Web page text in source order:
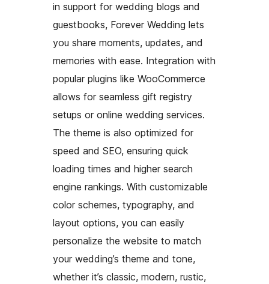
in support for wedding blogs and
guestbooks, Forever Wedding lets
you share moments, updates, and
memories with ease. Integration with
popular plugins like WooCommerce
allows for seamless gift registry
setups or online wedding services.
The theme is also optimized for
speed and SEO, ensuring quick
loading times and higher search
engine rankings. With customizable
color schemes, typography, and
layout options, you can easily
personalize the website to match
your wedding’s theme and tone,
whether it’s classic, modern, rustic,